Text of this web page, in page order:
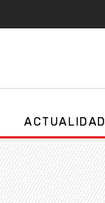
ACTUALIDAD